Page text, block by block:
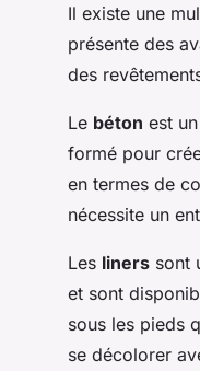
Il existe une
présente des
des
Le béton est
formé pour
en termes de
nécessite un
Les liners sont
et sont
sous les pieds
se décolorer